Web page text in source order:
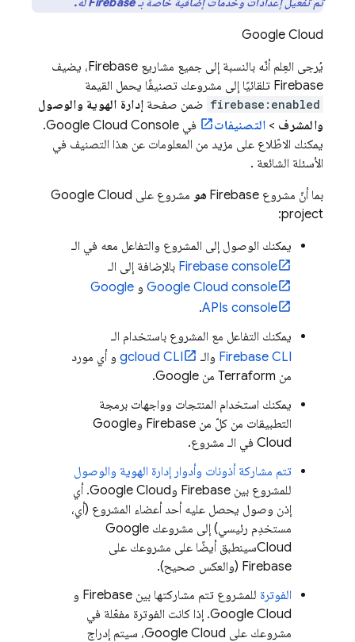
Google Cloud
يُرجى العِلم أنّه بالنسبة إلى جميع مشاريع Firebase، يضيف
Firebase تلقائيًا إلى مشروعك تصنيفًا يحمل القيمة
firebase:enabled ضمن صفحة إدارة الهوية والوصول
والمشرف > التصنيفات في Google Cloud
Console.
يمكنك الاطّلاع على مزيد من المعلومات عن هذا التصنيف في
الأسئلة الشائعة .
بما أنّ مشروع Firebase
هو مشروع على Google Cloud
project:
يمكنك الوصول إلى المشروع والتفاعل معه في الـ
Firebase console
بالإضافة إلى الـ
Google Cloud console و Google
APIs console
.
يمكنك التفاعل مع المشروع باستخدام الـ
Firebase CLI والـ gcloud CLI و أي مورد
من Terraform من Google.
يمكنك استخدام المنتجات وواجهات برمجة
التطبيقات من كلّ من Firebase و
Google
Cloud في الـ مشروع.
تتم مشاركة أذونات وأدوار إدارة الهوية والوصول
للمشروع بين Firebase و
Google Cloud. أي
إذن وصول يحصل عليه أحد أعضاء المشروع (أي،
مستخدِم رئيسي) إلى مشروعك Google
Cloudسينطبق أيضًا على مشروعك على
Firebase (والعكس صحيح).
الفوترة للمشروع تتم مشاركتها بين Firebase و
Google Cloud. إذا كانت الفوترة مفعّلة في
مشروعك على Google Cloud، سيتم إدراج